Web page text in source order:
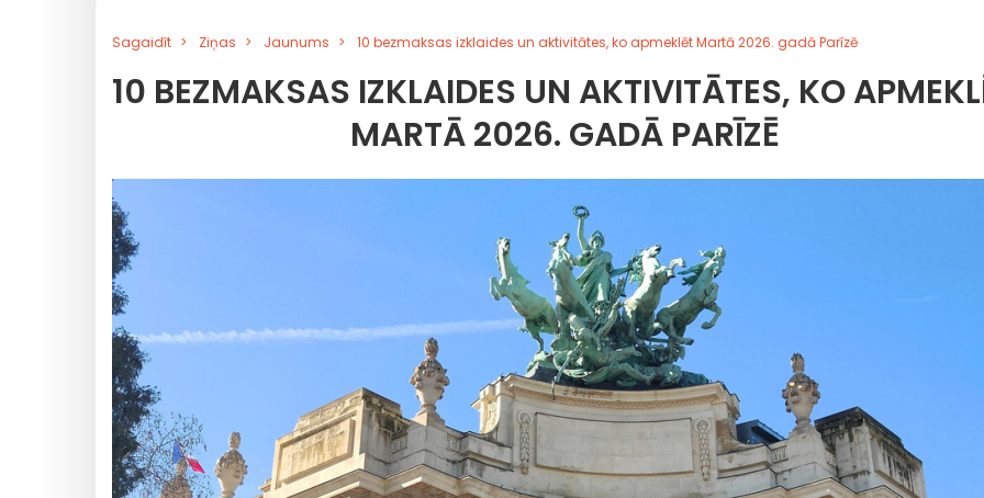
Sagaidīt Ziņas Jaunums 10 bezmaksas izklaides un aktivitātes, ko apmeklēt Martā 2026. gadā Parīzē
10 BEZMAKSAS IZKLAIDES UN AKTIVITĀTES, KO
MARTĀ 2026. GADĀ PARĪZĒ